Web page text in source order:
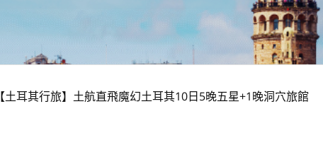
【土耳其行旅】土航直飛魔幻土耳其10日5晚五星+1晚洞穴旅館